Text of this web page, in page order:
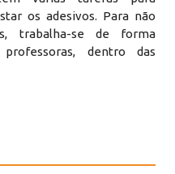
os adesivos. Para não
trabalha-se de forma
dentro das